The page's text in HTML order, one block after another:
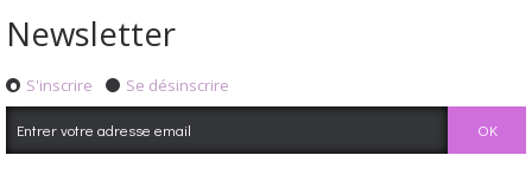
Newsletter
S'inscrire Se désinscrire